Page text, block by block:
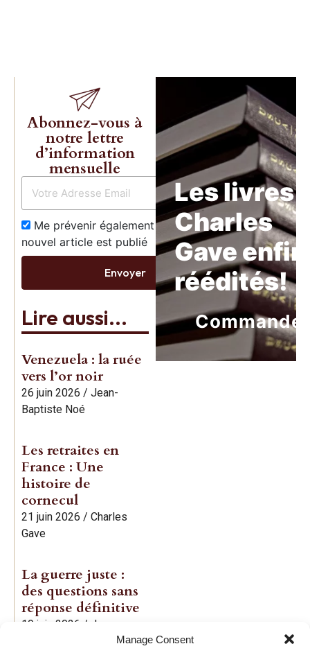
Manage Consent
Abonnez-vous à
notre lettre
d’information
mensuelle
Me prévenir également dès qu’un
nouvel article est publié
Envoyer
Lire aussi...
Venezuela : la ruée
vers l’or noir
26 juin 2026 / Jean-
Baptiste Noé
Les retraites en
France : Une
histoire de
cornecul
21 juin 2026 / Charles
Gave
La guerre juste :
des questions sans
réponse définitive
19 juin 2026 / Jean-
Les livres
Charles
Gave enfin
réédités!